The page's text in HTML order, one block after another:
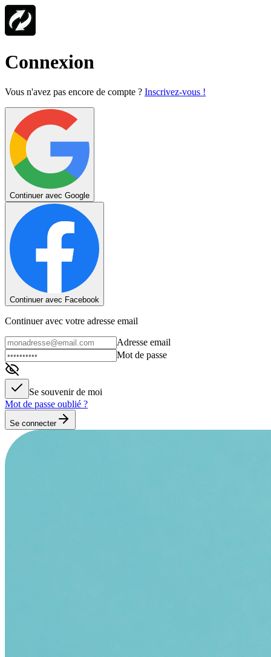
Connexion
Vous n'avez pas encore de compte ? Inscrivez-vous !
Continuer avec Google
Continuer avec Facebook
Continuer avec votre adresse email
Adresse email
Mot de passe
Se souvenir de moi
Mot de passe oublié ?
Se connecter